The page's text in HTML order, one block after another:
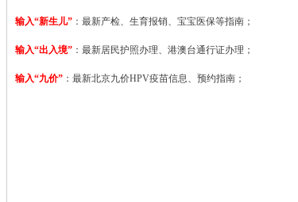
输入“新生儿” ：最新产检、生育报销、宝宝医保等指南；
输入“出入境” ：最新居民护照办理、港澳台通行证办理；
输入“九价” ：最新北京九价HPV疫苗信息、预约指南；